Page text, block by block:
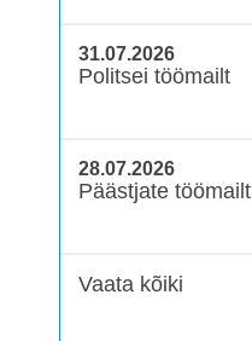
31.07.2026
Politsei töömailt
28.07.2026
Päästjate töömailt
Vaata kõiki